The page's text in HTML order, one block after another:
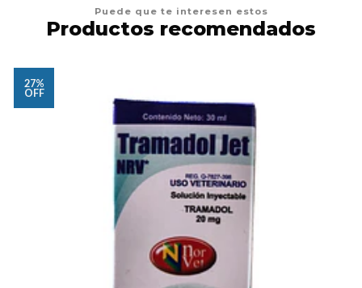
Puede que te interesen estos
Productos recomendados
27%
OFF